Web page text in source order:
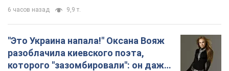
6 часов назад 9,9 т.
"Это Украина напала!" Оксана Вояж
разоблачила киевского поэта,
которого "зазомбировали": он даже